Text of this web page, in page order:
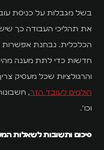
בשל מגבלות על כניסת
את תהליכי העבודה כך
הכלכלית. נבחנת אפשרות
חדשות כדי לתת מענה
והרגולציות שכל מעסיק
הולמים לעובד הזר,
וכו'…
סיכום ותשובות לשאלות